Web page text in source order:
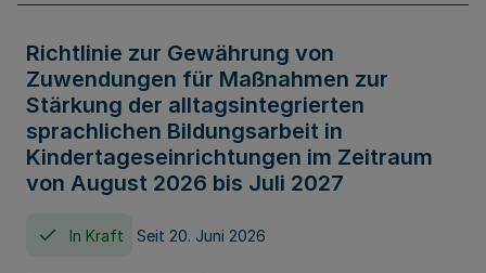
Richtlinie zur Gewährung von
Zuwendungen für Maßnahmen zur
Stärkung der alltagsintegrierten
sprachlichen Bildungsarbeit in
Kindertageseinrichtungen im Zeitraum
von August 2026 bis Juli 2027
In Kraft Seit 20. Juni 2026